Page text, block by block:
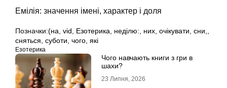
Емілія: значення імені, характер і доля
Позначки:(на vid Езотерика неділю: них очікувати сни,
сняться суботи чого які
Езотерика
Чого навчають книги з гри в
шахи?
23 Липня, 2026